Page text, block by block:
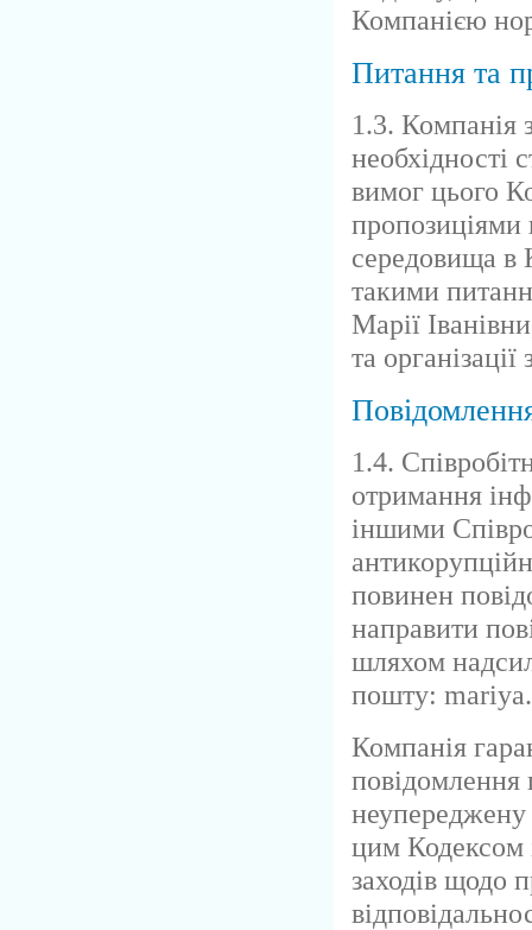
Компанією
Питання та
1.3. Компанія
необхідності
вимог цього
пропозиціями
середовища в
такими
Марії
та
1.4.
отримання
іншими
повинен
направити
шляхом
пошту:
Компанія
повідомлення
неупереджену
цим Кодексом
заходів щодо